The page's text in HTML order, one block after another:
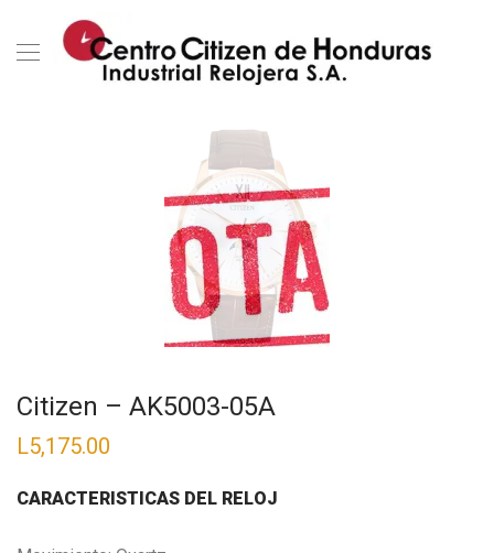
Citizen – AK5003-05A
L5,175.00
CARACTERISTICAS DEL RELOJ